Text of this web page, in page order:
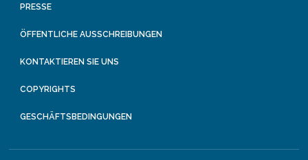
PRESSE
ÖFFENTLICHE AUSSCHREIBUNGEN
KONTAKTIEREN SIE UNS
COPYRIGHTS
GESCHÄFTSBEDINGUNGEN